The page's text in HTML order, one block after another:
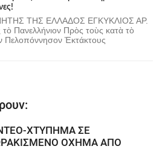
ΤΗΣ ΕΛΛΑΔΟΣ ΕΓΚΥΚΛΙΟΣ ΑΡ.
Πανελλήνιον Πρὸς τοὺς κατὰ τὸ
Πελοπόννησον Ἐκτάκτους